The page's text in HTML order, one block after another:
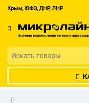
Крым, ЮФО, ДНР, ЛНР